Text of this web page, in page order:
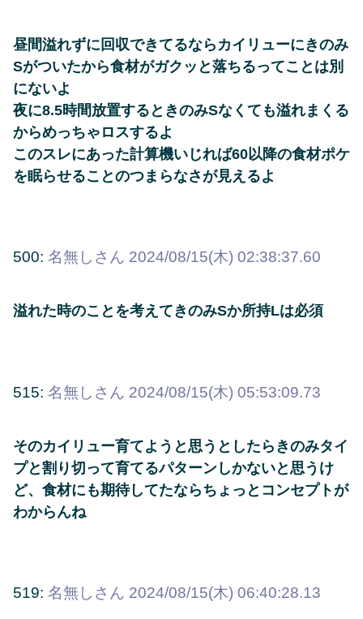
昼間溢れずに回収できてるならカイリューにきのみ
Sがついたから食材がガクッと落ちるってことは別
にないよ
夜に8.5時間放置するときのみSなくても溢れまくる
からめっちゃロスするよ
このスレにあった計算機いじれば60以降の食材ポケ
を眠らせることのつまらなさが見えるよ
500: 名無しさん 2024/08/15(木) 02:38:37.60
溢れた時のことを考えてきのみSか所持Lは必須
515: 名無しさん 2024/08/15(木) 05:53:09.73
そのカイリュー育てようと思うとしたらきのみタイ
プと割り切って育てるパターンしかないと思うけ
ど、食材にも期待してたならちょっとコンセプトが
わからんね
519: 名無しさん 2024/08/15(木) 06:40:28.13